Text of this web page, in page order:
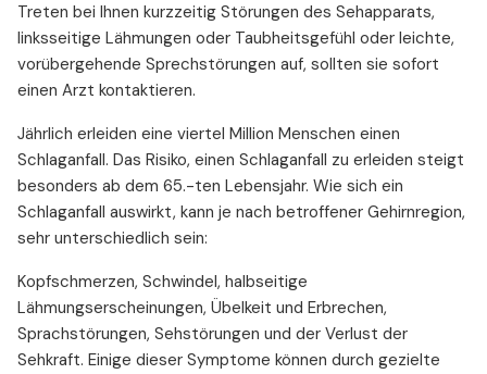
Treten bei Ihnen kurzzeitig Störungen des Sehapparats,
linksseitige Lähmungen oder Taubheitsgefühl oder leichte,
vorübergehende Sprechstörungen auf, sollten sie sofort
einen Arzt kontaktieren.
Jährlich erleiden eine viertel Million Menschen einen
Schlaganfall. Das Risiko, einen Schlaganfall zu erleiden steigt
besonders ab dem 65.-ten Lebensjahr. Wie sich ein
Schlaganfall auswirkt, kann je nach betroffener Gehirnregion,
sehr unterschiedlich sein:
Kopfschmerzen, Schwindel, halbseitige
Lähmungserscheinungen, Übelkeit und Erbrechen,
Sprachstörungen, Sehstörungen und der Verlust der
Sehkraft. Einige dieser Symptome können durch gezielte